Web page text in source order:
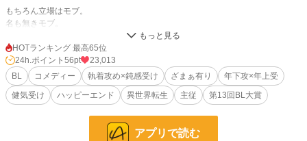
もちろん立場はモブ。
名も無きモブ。
だった、はずなんだけど。
出来心で攻略対象者の家の使用人になったら、虐げられていた彼の弟を連れて屋
敷から逃げ出す事に！？
「いやいや、ココで俺がこのゲームに名前も絵もあるキャラクターとして登場す
HOTランキング 最高65位
24h.ポイント 56pt
23,013
BL
コメディー 執着攻め×鈍感受け ざまぁ有り
年下攻×年上受
健気受け
ハッピーエンド 異世界転生 主従 第13回BL大賞
アプリで読む